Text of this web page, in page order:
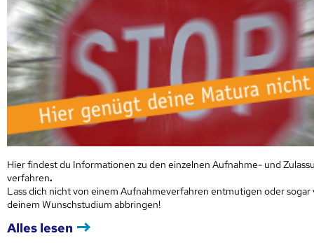
Hier findest du Informationen zu den einzelnen Aufnahme- und
verfahren.
Lass dich nicht von einem Aufnahmeverfahren entmutigen oder sogar
deinem Wunschstudium abbringen!
Alles lesen